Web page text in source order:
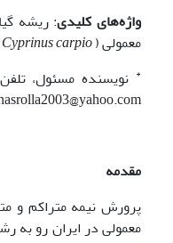
واژه‌های کلیدی: ریشه
معمولی (Cyprinus carpio
*
مقدمه
پرورش نیمه متراکم و
معمولی در ایران رو به